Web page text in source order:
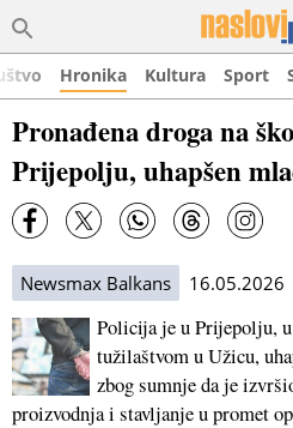
Hronika Kultura Sport
Pronađena droga na
Prijepolju, uhapšen
Newsmax Balkans 16.05.2026
Policija je u Prijepolju,
tužilaštvom u Užicu,
zbog sumnje da je
proizvodnja i stavljanje u promet